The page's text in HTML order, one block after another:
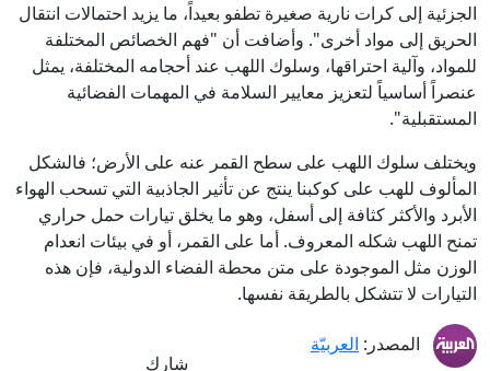
الجزئية إلى كرات نارية صغيرة تطفو بعيداً، ما يزيد احتمالات انتقال
الحريق إلى مواد أخرى". وأضافت أن "فهم الخصائص المختلفة
للمواد، وآلية احتراقها، وسلوك اللهب عند أحجامه المختلفة، يمثل
عنصراً أساسياً لتعزيز معايير السلامة في المهمات الفضائية
المستقبلية".
ويختلف سلوك اللهب على سطح القمر عنه على الأرض؛ فالشكل
المألوف للهب على كوكبنا ينتج عن تأثير الجاذبية التي تسحب الهواء
الأبرد والأكثر كثافة إلى أسفل، وهو ما يخلق تيارات حمل حراري
تمنح اللهب شكله المعروف. أما على القمر، أو في بيئات انعدام
الوزن مثل الموجودة على متن محطة الفضاء الدولية، فإن هذه
التيارات لا تتشكل بالطريقة نفسها.
المصدر: العربيّة
شارك